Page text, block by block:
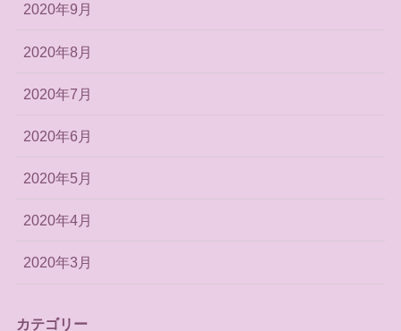
2020年9月
2020年8月
2020年7月
2020年6月
2020年5月
2020年4月
2020年3月
カテゴリー